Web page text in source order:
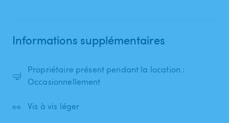
Informations supplémentaires
🤿
Propriétaire présent pendant la location :
Occasionnellement
👀 Vis à vis léger